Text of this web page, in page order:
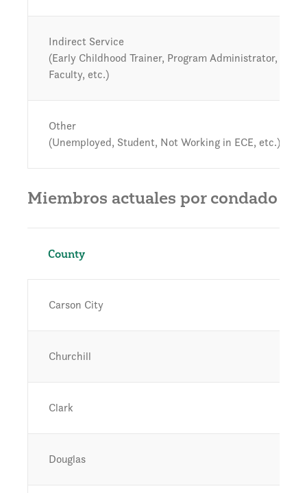
Indirect Service
(Early Childhood Trainer, Program Administrator,
Faculty, etc.)
Other
(Unemployed, Student, Not Working in ECE, etc.)
Miembros actuales por condado
County
Carson City
Churchill
Clark
Douglas